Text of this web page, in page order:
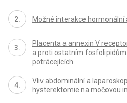
Možné interakce hormonální
Placenta a annexin V
a proti ostatním fosfolipidům
potrácejících
Vliv abdominální a
hysterektomie na močovou